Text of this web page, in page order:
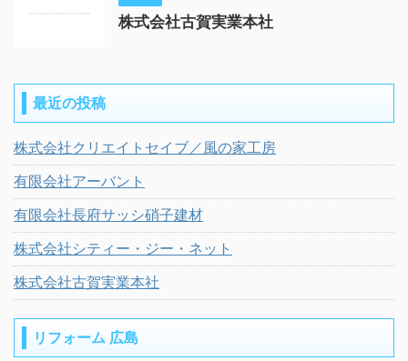
株式会社古賀実業本社
最近の投稿
株式会社クリエイトセイブ／風の家工房
有限会社アーバント
有限会社長府サッシ硝子建材
株式会社シティー・ジー・ネット
株式会社古賀実業本社
リフォーム 広島